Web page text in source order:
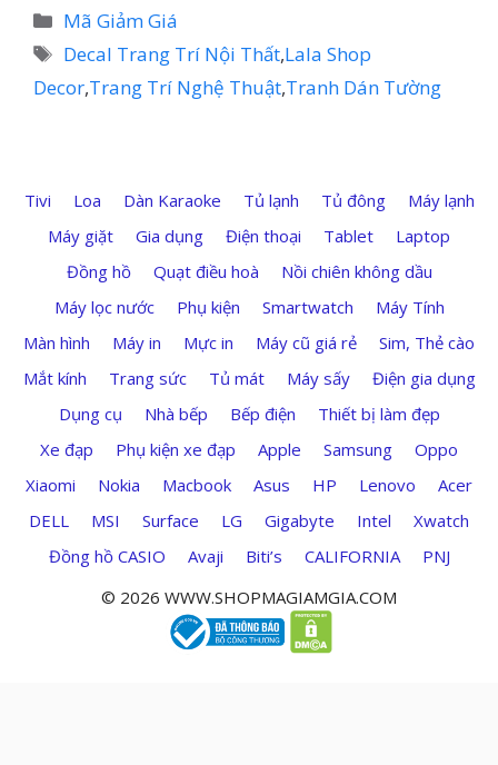
Danh
mục
Mã Giảm Giá
Thẻ
Decal Trang Trí Nội Thất,Lala Shop
Decor,Trang Trí Nghệ Thuật,Tranh Dán Tường
Tivi Loa Dàn Karaoke Tủ lạnh Tủ đông
Máy lạnh
Máy giặt
Gia dụng Điện thoại Tablet
Laptop
Đồng hồ
Quạt điều hoà
Nồi chiên không dầu
Máy lọc nước
Phụ kiện Smartwatch
Máy Tính
Màn hình
Máy in Mực in Máy cũ giá rẻ
Sim, Thẻ cào
Mắt kính
Trang sức Tủ mát Máy sấy
Điện gia dụng
Dụng cụ
Nhà bếp Bếp điện
Thiết bị làm đẹp
Xe đạp
Phụ kiện xe đạp Apple Samsung
Oppo
Xiaomi
Nokia Macbook Asus HP Lenovo
Acer
DELL
MSI Surface LG Gigabyte Intel
Xwatch
Đồng hồ CASIO
Avaji Biti’s CALIFORNIA
PNJ
© 2026 WWW.SHOPMAGIAMGIA.COM